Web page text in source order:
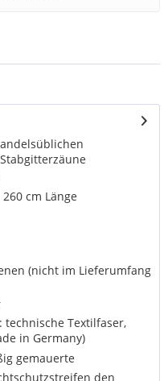
cm Länge
(nicht im Lieferumfang
: technische Textilfaser,
in Germany)
gemauerte
den